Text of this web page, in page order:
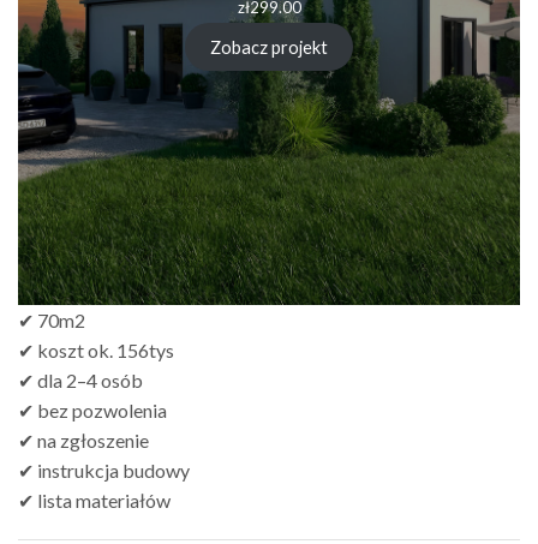
zł299.00
Zobacz projekt
✔ 70m2
✔ koszt ok. 156tys
✔ dla 2–4 osób
✔ bez pozwolenia
✔ na zgłoszenie
✔ instrukcja budowy
✔ lista materiałów